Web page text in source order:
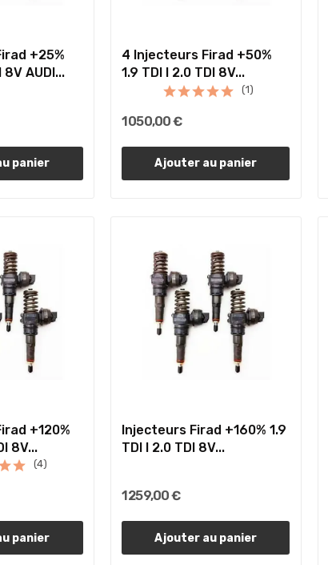
+25%
8V AUDI...
panier
4 Injecteurs Firad +50%
1.9 TDI I 2.0 TDI 8V...
(1)
1 050,00 €
Ajouter au panier
+120%
8V...
(4)
panier
Injecteurs Firad +160% 1.9
TDI I 2.0 TDI 8V...
1 259,00 €
Ajouter au panier